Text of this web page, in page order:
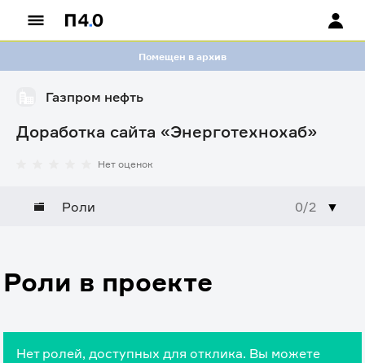
Помещен в архив
Газпром нефть
Доработка сайта «Энерготехнохаб»
Нет оценок
Роли 0/2 ▼
Роли в проекте
Нет ролей, доступных для отклика. Вы можете